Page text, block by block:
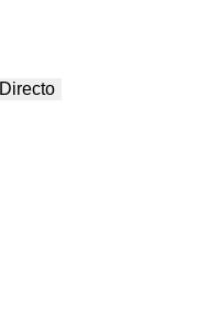
Directo